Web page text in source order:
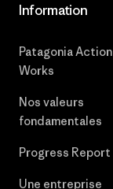
Information
Patagonia Action
Works
Nos valeurs
fondamentales
Progress Report
Une entreprise